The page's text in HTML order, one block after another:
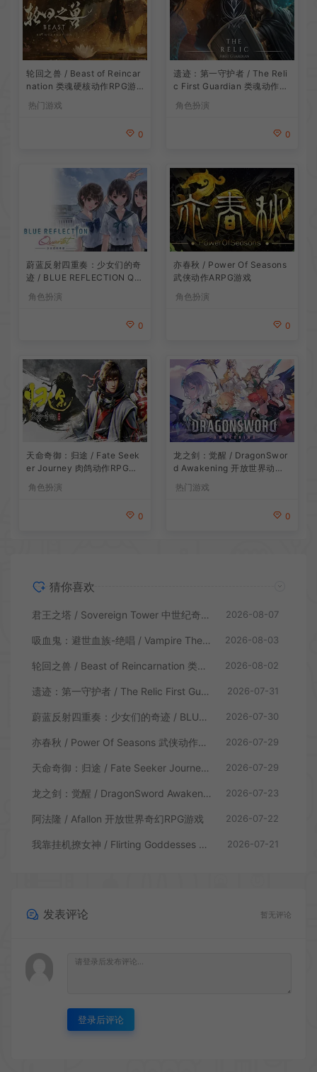
轮回之兽 / Beast of Reincar
nation 类魂硬核动作RPG游
热门游戏
0
遗迹：第一守护者 / The Reli
c First Guardian 类魂动作R
角色扮演
0
蔚蓝反射四重奏：少女们的奇
迹 / BLUE REFLECTION Qu
角色扮演
0
亦春秋 / Power Of Seasons
武侠动作ARPG游戏
角色扮演
0
天命奇御：归途 / Fate Seek
er Journey 肉鸽动作RPG游
角色扮演
0
龙之剑：觉醒 / DragonSwor
d Awakening 开放世界动作R
热门游戏
0
猜你喜欢
君王之塔 / Sovereign Tower 中世纪奇幻模拟RPG游戏 2026-08-07
吸血鬼：避世血族-绝唱 / Vampire The Masquerade Swansong 2026-08-03
轮回之兽 / Beast of Reincarnation 类魂硬核动作RPG游戏 2026-08-02
遗迹：第一守护者 / The Relic First Guardian 类魂动作RPG游戏 2026-07-31
蔚蓝反射四重奏：少女们的奇迹 / BLUE REFLECTION Quartet 卡通回合制RPG游戏 2026-07-30
亦春秋 / Power Of Seasons 武侠动作ARPG游戏 2026-07-29
天命奇御：归途 / Fate Seeker Journey 肉鸽动作RPG游戏 2026-07-29
龙之剑：觉醒 / DragonSword Awakening 开放世界动作RPG游戏 2026-07-23
阿法隆 / Afallon 开放世界奇幻RPG游戏 2026-07-22
我靠挂机撩女神 / Flirting Goddesses by AFK 休闲放置RPG游戏 2026-07-21
发表评论 暂无评论
登录后评论